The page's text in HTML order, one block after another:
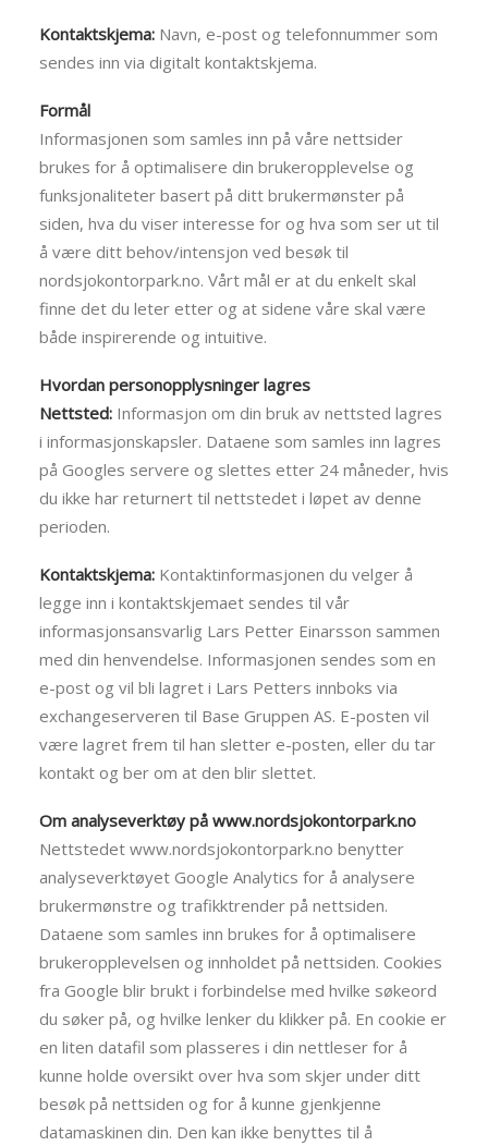
Kontaktskjema: Navn, e-post og telefonnummer som
sendes inn via digitalt kontaktskjema.
Formål
Informasjonen som samles inn på våre nettsider
brukes for å optimalisere din brukeropplevelse og
funksjonaliteter basert på ditt brukermønster på
siden, hva du viser interesse for og hva som ser ut til
å være ditt behov/intensjon ved besøk til
nordsjokontorpark.no. Vårt mål er at du enkelt skal
finne det du leter etter og at sidene våre skal være
både inspirerende og intuitive.
Hvordan personopplysninger lagres
Nettsted: Informasjon om din bruk av nettsted lagres
i informasjonskapsler. Dataene som samles inn lagres
på Googles servere og slettes etter 24 måneder, hvis
du ikke har returnert til nettstedet i løpet av denne
perioden.
Kontaktskjema: Kontaktinformasjonen du velger å
legge inn i kontaktskjemaet sendes til vår
informasjonsansvarlig Lars Petter Einarsson sammen
med din henvendelse. Informasjonen sendes som en
e-post og vil bli lagret i Lars Petters innboks via
exchangeserveren til Base Gruppen AS. E-posten vil
være lagret frem til han sletter e-posten, eller du tar
kontakt og ber om at den blir slettet.
Om analyseverktøy på www.nordsjokontorpark.no
Nettstedet www.nordsjokontorpark.no benytter
analyseverktøyet Google Analytics for å analysere
brukermønstre og trafikktrender på nettsiden.
Dataene som samles inn brukes for å optimalisere
brukeropplevelsen og innholdet på nettsiden. Cookies
fra Google blir brukt i forbindelse med hvilke søkeord
du søker på, og hvilke lenker du klikker på. En cookie er
en liten datafil som plasseres i din nettleser for å
kunne holde oversikt over hva som skjer under ditt
besøk på nettsiden og for å kunne gjenkjenne
datamaskinen din. Den kan ikke benyttes til å